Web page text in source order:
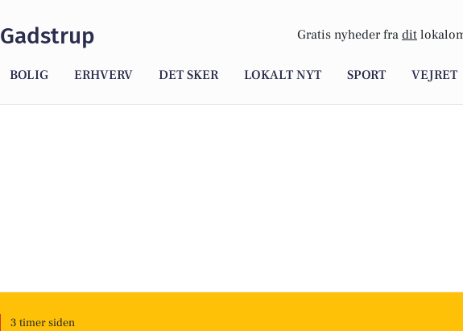
Gadstrup Gratis nyheder fra dit
BOLIG ERHVERV DET SKER LOKALT NYT SPORT VEJRET
3 timer siden